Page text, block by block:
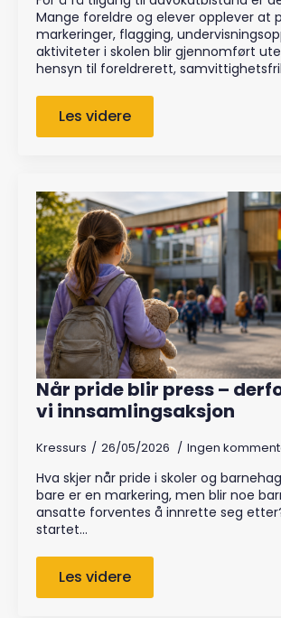
Mange foreldre og elever opplever at
markeringer, flagging,
aktiviteter i skolen blir gjennomført
hensyn til foreldrerett,
Les videre
Når pride blir press –
vi innsamlingsaksjon
Kressurs 26/05/2026 Ingen
Hva skjer når pride i skoler og
bare er en markering, men blir noe
ansatte forventes å innrette seg
startet…
Les videre